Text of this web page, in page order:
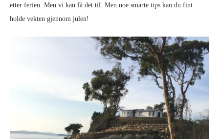
etter ferien. Men vi kan få det til. Men noe smarte tips kan du fint
holde vekten gjennom julen!